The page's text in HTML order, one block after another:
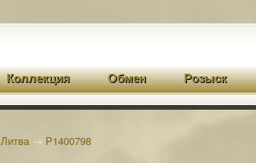
Коллекция Обмен Розыск
Литва→ P1400798